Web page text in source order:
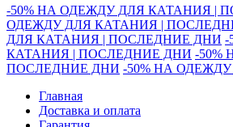
-50% НА ОДЕЖДУ ДЛЯ КАТАНИЯ |
ОДЕЖДУ ДЛЯ КАТАНИЯ |
ДЛЯ КАТАНИЯ | ПОСЛЕДНИЕ ДНИ -
КАТАНИЯ | ПОСЛЕДНИЕ ДНИ -
ПОСЛЕДНИЕ ДНИ -50% НА
Главная
Доставка и оплата